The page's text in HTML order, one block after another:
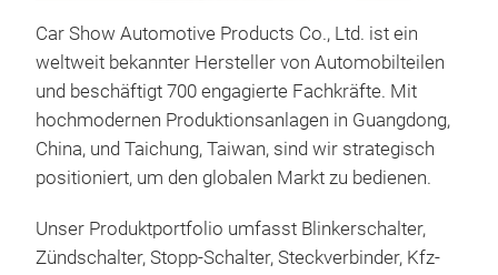
Car Show Automotive Products Co., Ltd. ist ein
weltweit bekannter Hersteller von Automobilteilen
und beschäftigt 700 engagierte Fachkräfte. Mit
hochmodernen Produktionsanlagen in Guangdong,
China, und Taichung, Taiwan, sind wir strategisch
positioniert, um den globalen Markt zu bedienen.
Unser Produktportfolio umfasst Blinkerschalter,
Zündschalter, Stopp-Schalter, Steckverbinder, Kfz-